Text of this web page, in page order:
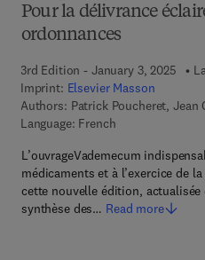
Pour la délivrance
ordonnances
3rd Edition - January 3, 2025
Imprint: Elsevier Masson
Authors: Patrick Poucheret, Jean
Language: French
L’ouvrageVademecum
médicaments et à l’exercice de
cette nouvelle édition,
synthèse des… Read more